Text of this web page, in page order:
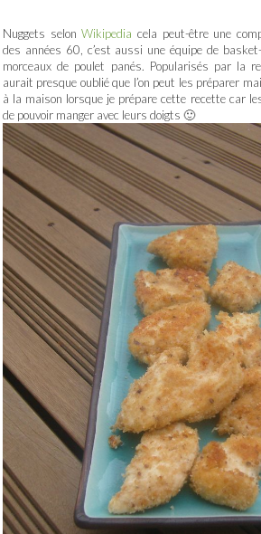
Nuggets selonWikipedia cela peut-être une
des années 60, c’est aussi une équipe de
morceaux de poulet panés. Popularisés par la
aurait presque oublié que l’on peut les préparer
à la maison lorsque je prépare cette recette car
de pouvoir manger avec leurs doigts 🙂